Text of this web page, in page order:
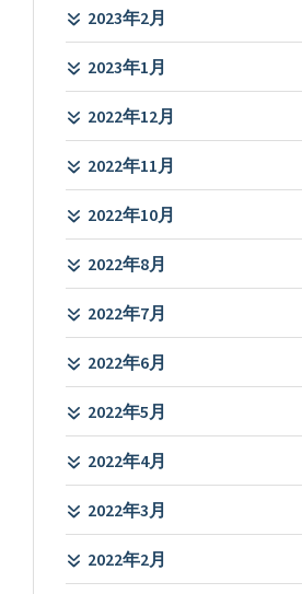
2023年2月
2023年1月
2022年12月
2022年11月
2022年10月
2022年8月
2022年7月
2022年6月
2022年5月
2022年4月
2022年3月
2022年2月